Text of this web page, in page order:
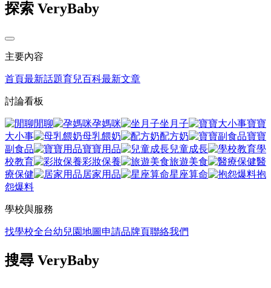
探索 VeryBaby
主要內容
首頁最新話題育兒百科最新文章
討論看板
閒聊 孕媽咪 坐月子
寶寶
大小事
母乳餵奶 配方奶
寶寶
副食品
寶寶用品 兒童成長
學
校教育
彩妝保養 旅遊美食
醫
療保健
居家用品 星座算命
抱
怨爆料
學校與服務
找學校全台幼兒園地圖 申請品牌頁聯絡我們
搜尋 VeryBaby